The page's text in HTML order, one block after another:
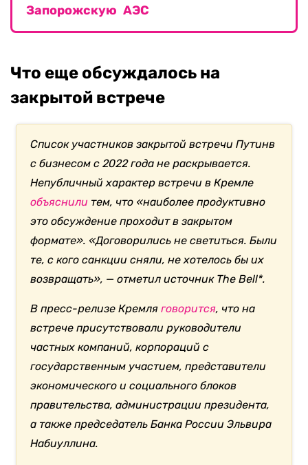
Запорожскую АЭС
Что еще обсуждалось на
закрытой встрече
Список участников закрытой встречи Путинв
с бизнесом с 2022 года не раскрывается.
Непубличный характер встречи в Кремле
объяснили тем, что «наиболее продуктивно
это обсуждение проходит в закрытом
формате». «Договорились не светиться. Были
те, с кого санкции сняли, не хотелось бы их
возвращать», — отметил источник The Bell*.
В пресс-релизе Кремляговорится, что на
встрече присутствовали руководители
частных компаний, корпораций с
государственным участием, представители
экономического и социального блоков
правительства, администрации президента,
а также председатель Банка России Эльвира
Набиуллина.